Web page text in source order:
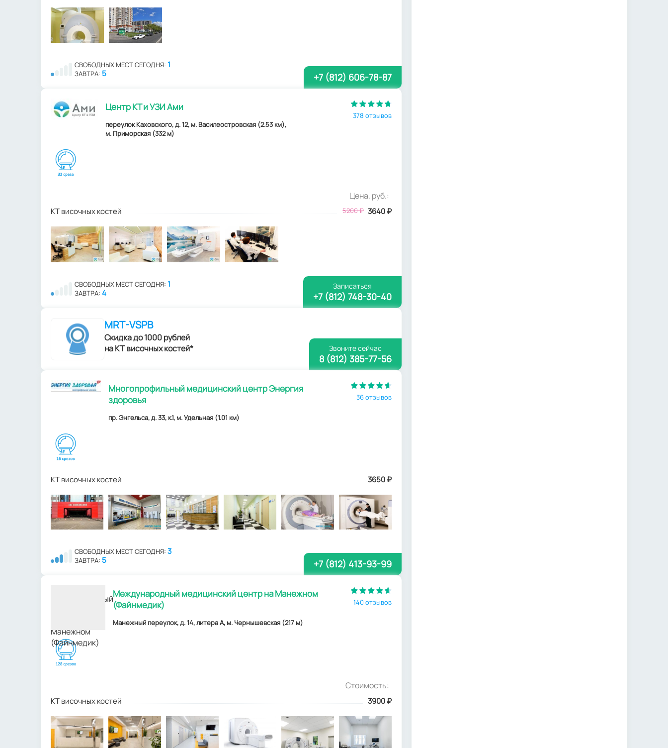
СВОБОДНЫХ МЕСТ СЕГОДНЯ: 1
ЗАВТРА: 5 +7 (812) 606-78-87
Центр КТ и УЗИ Ами
переулок Каховского, д. 12, м. Василеостровская (2.53 км),
м. Приморская (332 м)
378 отзывов
Цена, руб.:
КТ височных костей 5200₽ 3640₽
СВОБОДНЫХ МЕСТ СЕГОДНЯ: 1
ЗАВТРА: 4
Записаться
+7 (812) 748-30-40
MRT-VSPB
Скидка до 1000 рублей
на КТ височных костей*
Звоните сейчас
8 (812) 385-77-56
Многопрофильный медицинский центр Энергия
здоровья
пр. Энгельса, д. 33, к.1, м. Удельная (1.01 км)
36 отзывов
КТ височных костей 3650₽
СВОБОДНЫХ МЕСТ СЕГОДНЯ: 3
ЗАВТРА: 5 +7 (812) 413-93-99
Международный медицинский центр на Манежном
(Файнмедик)
Манежный переулок, д. 14, литера А, м. Чернышевская (217 м)
140 отзывов
Стоимость:
КТ височных костей 3900₽